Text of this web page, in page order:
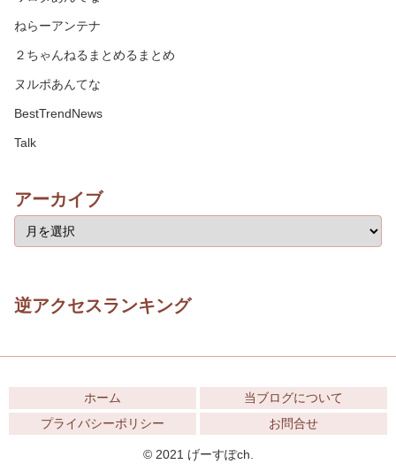
ねらーアンテナ
２ちゃんねるまとめるまとめ
ヌルポあんてな
BestTrendNews
Talk
アーカイブ
逆アクセスランキング
ホーム
当ブログについて
プライバシーポリシー
お問合せ
© 2021 げーすぽch.